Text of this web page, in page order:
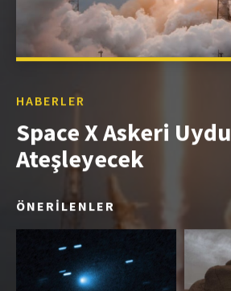
HABERLER
Space X Askeri Uydu
Ateşleyecek
ÖNERİLENLER